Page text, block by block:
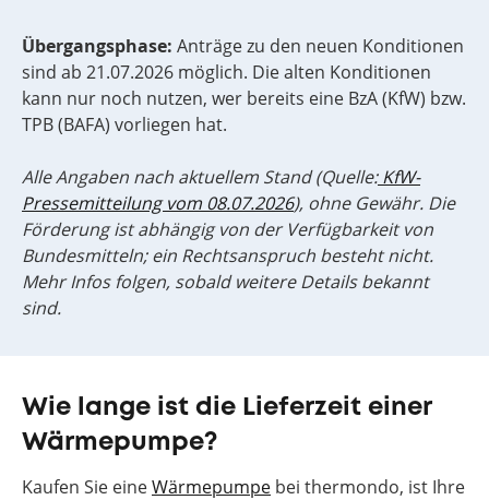
Übergangsphase: Anträge zu den neuen Konditionen
sind ab 21.07.2026 möglich. Die alten Konditionen
kann nur noch nutzen, wer bereits eine BzA (KfW) bzw.
TPB (BAFA) vorliegen hat.
Alle Angaben nach aktuellem Stand (Quelle: KfW-
Pressemitteilung vom 08.07.2026), ohne Gewähr. Die
Förderung ist abhängig von der Verfügbarkeit von
Bundesmitteln; ein Rechtsanspruch besteht nicht.
Mehr Infos folgen, sobald weitere Details bekannt
sind.
Wie lange ist die Lieferzeit einer
Wärmepumpe?
Kaufen Sie eineWärmepumpe bei thermondo, ist Ihre